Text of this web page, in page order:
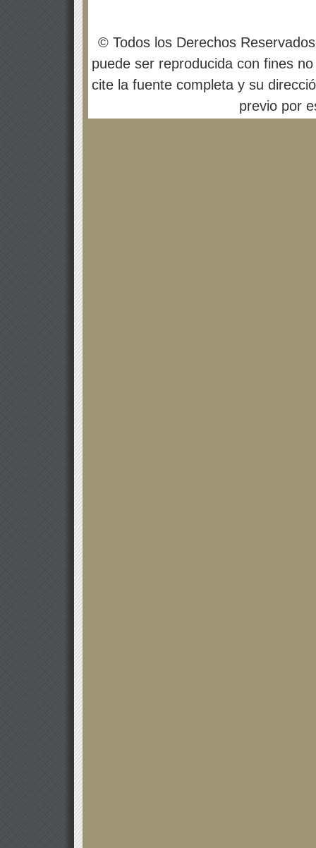
© Todos los Derechos
puede ser reproducida con fines
cite la fuente completa y su
previo por